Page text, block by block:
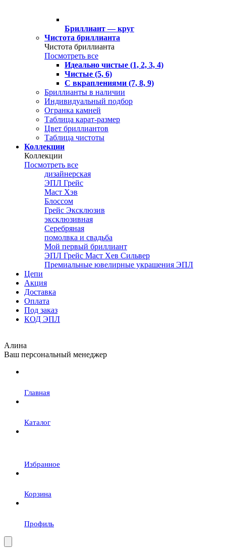
Бриллиант — круг
Чистота бриллианта
Чистота бриллианта
Посмотреть все
Идеально чистые (1, 2, 3, 4)
Чистые (5, 6)
С вкраплениями (7, 8, 9)
Бриллианты в наличии
Индивидуальный подбор
Огранка камней
Таблица карат-размер
Цвет бриллиантов
Таблица чистоты
Коллекции
Коллекции
Посмотреть все
дизайнерская
ЭПЛ Грейс
Маст Хэв
Блоссом
Грейс Эксклюзив
эксклюзивная
Серебряная
помолвка и свадьба
Мой первый бриллиант
ЭПЛ Грейс Маст Хев Сильвер
Премиальные ювелирные украшения ЭПЛ
Цепи
Акция
Доставка
Оплата
Под заказ
КОД ЭПЛ
Алина
Ваш персональный менеджер
Главная
Каталог
Избранное
Корзина
Профиль